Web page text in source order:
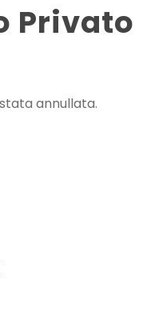
Privato
annullata.